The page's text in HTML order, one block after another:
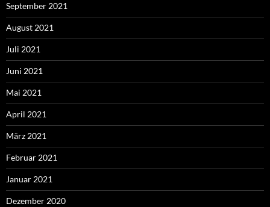
September 2021
August 2021
Juli 2021
Juni 2021
Mai 2021
April 2021
März 2021
Februar 2021
Januar 2021
Dezember 2020